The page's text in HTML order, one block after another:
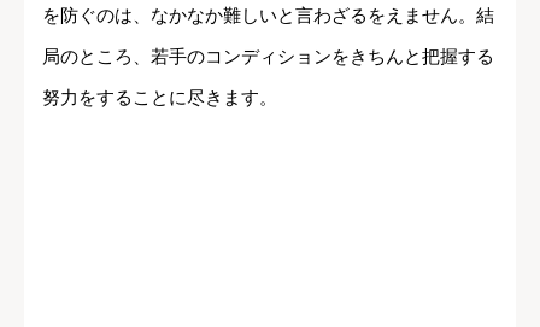
を防ぐのは、なかなか難しいと言わざるをえません。結
局のところ、若手のコンディションをきちんと把握する
努力をすることに尽きます。